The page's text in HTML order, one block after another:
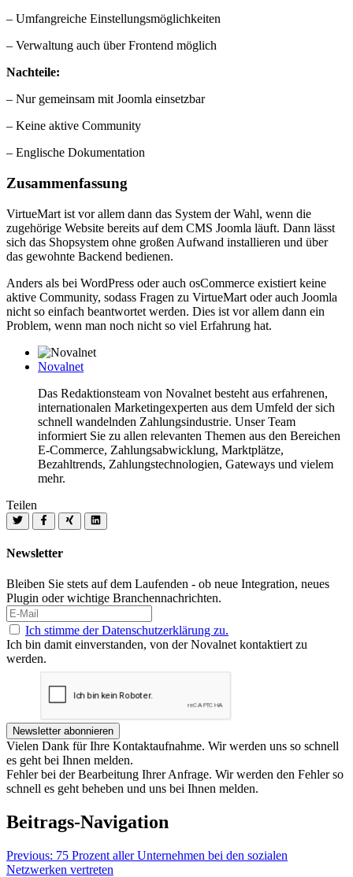
– Umfangreiche Einstellungsmöglichkeiten
– Verwaltung auch über Frontend möglich
Nachteile:
– Nur gemeinsam mit Joomla einsetzbar
– Keine aktive Community
– Englische Dokumentation
Zusammenfassung
VirtueMart ist vor allem dann das System der Wahl, wenn die
zugehörige Website bereits auf dem CMS Joomla läuft. Dann lässt
sich das Shopsystem ohne großen Aufwand installieren und über
das gewohnte Backend bedienen.
Anders als bei WordPress oder auch osCommerce existiert keine
aktive Community, sodass Fragen zu VirtueMart oder auch Joomla
nicht so einfach beantwortet werden. Dies ist vor allem dann ein
Problem, wenn man noch nicht so viel Erfahrung hat.
Novalnet
Das Redaktionsteam von Novalnet besteht aus erfahrenen,
internationalen Marketingexperten aus dem Umfeld der sich
schnell wandelnden Zahlungsindustrie. Unser Team
informiert Sie zu allen relevanten Themen aus den Bereichen
E-Commerce, Zahlungsabwicklung, Marktplätze,
Bezahltrends, Zahlungstechnologien, Gateways und vielem
mehr.
Teilen
Newsletter
Bleiben Sie stets auf dem Laufenden - ob neue Integration, neues
Plugin oder wichtige Branchennachrichten.
Ich stimme der Datenschutzerklärung zu.
Ich bin damit einverstanden, von der Novalnet kontaktiert zu
werden.
Newsletter abonnieren
Vielen Dank für Ihre Kontaktaufnahme. Wir werden uns so schnell
es geht bei Ihnen melden.
Fehler bei der Bearbeitung Ihrer Anfrage. Wir werden den Fehler so
schnell es geht beheben und uns bei Ihnen melden.
Beitrags-Navigation
Previous: 75 Prozent aller Unternehmen bei den sozialen
Netzwerken vertreten